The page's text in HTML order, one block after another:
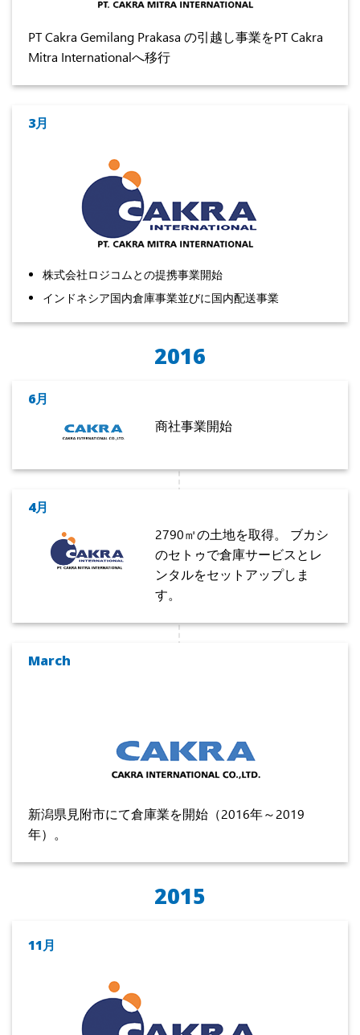
PT Cakra Gemilang Prakasa の引越し事業をPT Cakra
Mitra Internationalへ移行
3月
株式会社ロジコムとの提携事業開始
インドネシア国内倉庫事業並びに国内配送事業
2016
6月
商社事業開始
4月
2790㎡の土地を取得。 ブカシ
のセトゥで倉庫サービスとレ
ンタルをセットアップしま
す。
March
新潟県見附市にて倉庫業を開始（2016年～2019
年）。
11月
2015